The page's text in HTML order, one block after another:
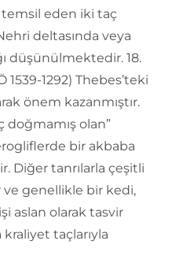
temsil eden iki taç
deltasında veya
düşünülmektedir. 18.
1292) Thebes’teki
önem kazanmıştır.
doğmamış olan”
bir akbaba
Diğer tanrılarla çeşitli
genellikle bir kedi,
aslan olarak tasvir
taçlarıyla